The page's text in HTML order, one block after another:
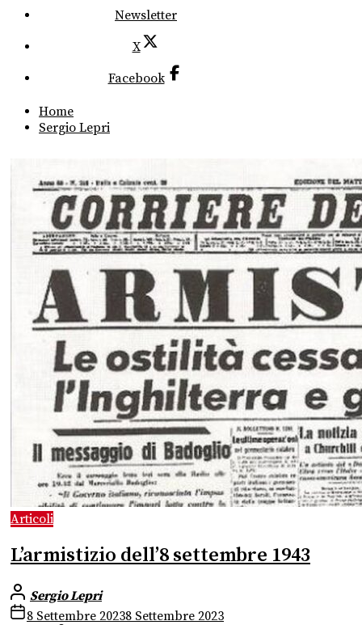
Newsletter
X
Facebook
Home
Sergio Lepri
Articoli
L’armistizio dell’8 settembre 1943
Sergio Lepri
8 Settembre 20238 Settembre 2023